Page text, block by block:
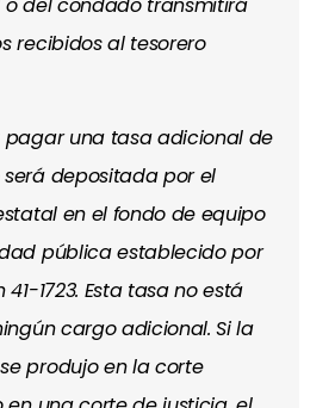
recibidos al tesorero
pagar una tasa adicional de
depositada por el
en el fondo de equipo
pública establecido por
1723. Esta tasa no está
cargo adicional. Si la
produjo en la corte